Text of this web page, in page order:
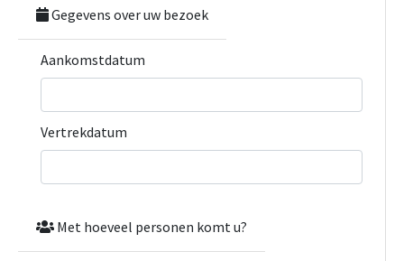
Gegevens over uw bezoek
Aankomstdatum
Vertrekdatum
Met hoeveel personen komt u?